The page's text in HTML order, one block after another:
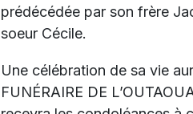
prédécédée par son frère
soeur Cécile.
Une célébration de sa vie
FUNÉRAIRE DE